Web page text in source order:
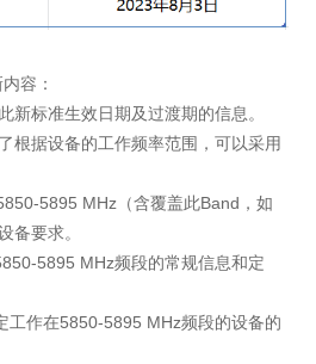
容：
新标准生效日期及过渡期的信息。
根据设备的工作频率范围，可以采用
5895 MHz（含覆盖此Band，如
备要求。
5895 MHz频段的常规信息和定
工作在5850-5895 MHz频段的设备的